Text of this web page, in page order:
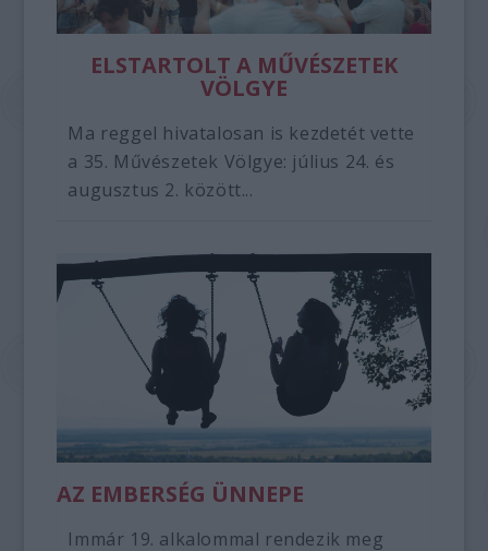
ELSTARTOLT A MŰVÉSZETEK
VÖLGYE
Ma reggel hivatalosan is kezdetét vette
a 35. Művészetek Völgye: július 24. és
augusztus 2. között...
AZ EMBERSÉG ÜNNEPE
Immár 19. alkalommal rendezik meg